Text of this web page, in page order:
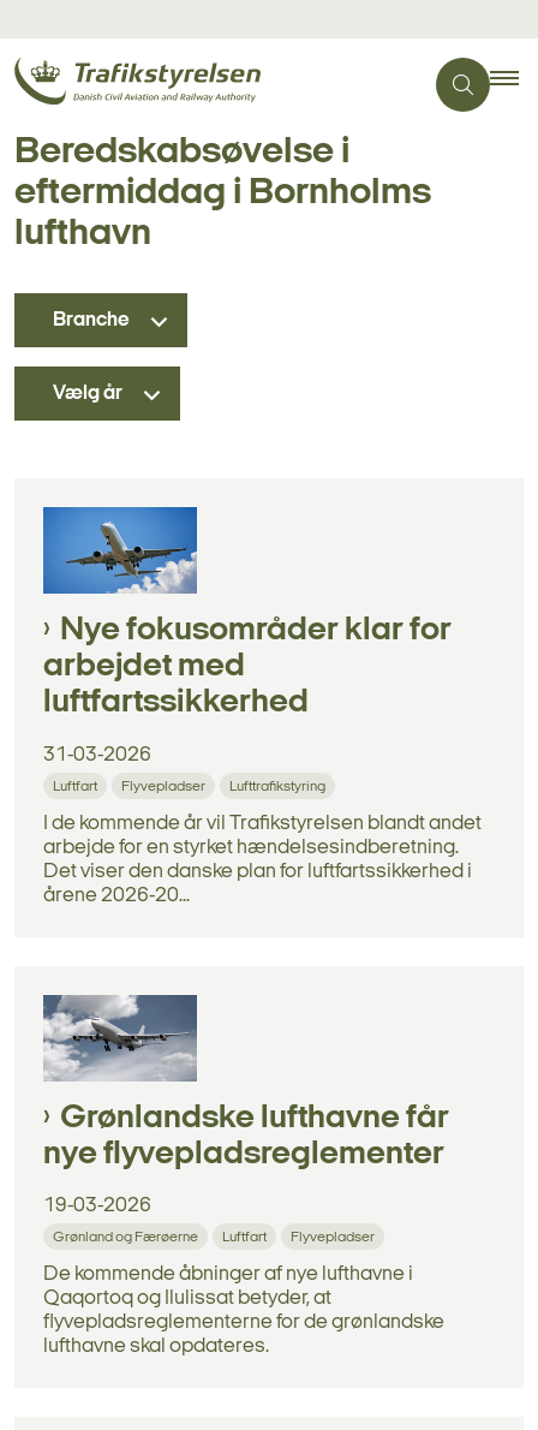
Beredskabsøvelse i
eftermiddag i Bornholms
lufthavn
Branche
Vælg år
Nye fokusområder klar for
arbejdet med
luftfartssikkerhed
31-03-2026
Luftfart Flyvepladser Lufttrafikstyring
I de kommende år vil Trafikstyrelsen blandt andet
arbejde for en styrket hændelsesindberetning.
Det viser den danske plan for luftfartssikkerhed i
årene 2026-20...
Grønlandske lufthavne får
nye flyvepladsreglementer
19-03-2026
Grønland og Færøerne Luftfart Flyvepladser
De kommende åbninger af nye lufthavne i
Qaqortoq og Ilulissat betyder, at
flyvepladsreglementerne for de grønlandske
lufthavne skal opdateres.